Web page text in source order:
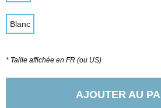
Blanc
* Taille affichée en FR (ou US)
AJOUTER AU